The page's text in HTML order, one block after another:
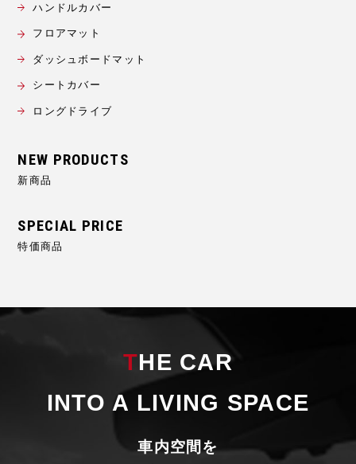
ハンドルカバー
フロアマット
ダッシュボードマット
シートカバー
ロングドライブ
新商品
特価商品
THE CAR
INTO A LIVING SPACE
車内空間を